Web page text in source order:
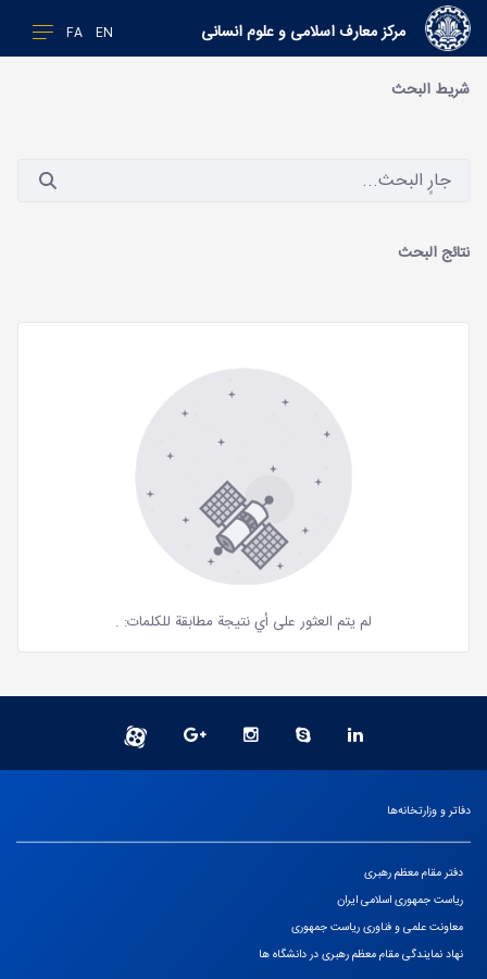
FA EN مرکز معارف اسلامی و علوم انسانی
شريط البحث
نتائج البحث
لم يتم العثور على أي نتيجة مطابقة للكلمات:.
دفاتر و وزارتخانه‌ها
دفتر مقام معظم رهبری
ریاست جمهوری اسلامی ایران
معاونت علمی و فناوری ریاست جمهوری
نهاد نمایندگی مقام معظم رهبری در دانشگاه ها